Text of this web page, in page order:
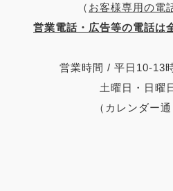
（ お客様専用の電
営業電話・広告等の電話は
営業時間 / 平日10-13
土曜日・日曜
（カレンダー通